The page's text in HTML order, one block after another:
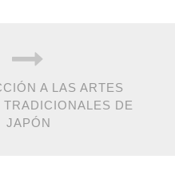
A LAS ARTES
DE
JAPÓN